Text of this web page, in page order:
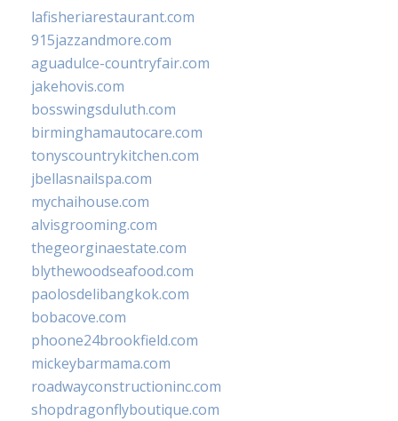
lafisheriarestaurant.com
915jazzandmore.com
aguadulce-countryfair.com
jakehovis.com
bosswingsduluth.com
birminghamautocare.com
tonyscountrykitchen.com
jbellasnailspa.com
mychaihouse.com
alvisgrooming.com
thegeorginaestate.com
blythewoodseafood.com
paolosdelibangkok.com
bobacove.com
phoone24brookfield.com
mickeybarmama.com
roadwayconstructioninc.com
shopdragonflyboutique.com